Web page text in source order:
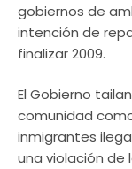
gobiernos de
intención de
finalizar 2009.
El Gobierno
comunidad
inmigrantes
una violación de